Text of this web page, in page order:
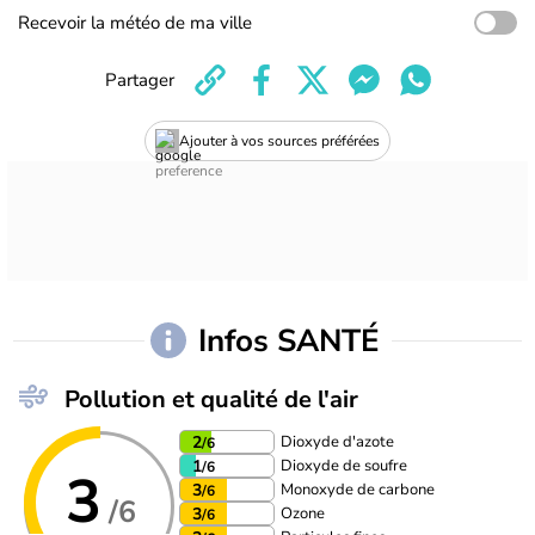
Recevoir la météo de ma ville
Ajouter à vos sources préférées
Partager
Infos SANTÉ
Pollution et qualité de l'air
3 /6
2/6 Dioxyde d'azote
1/6 Dioxyde de soufre
3/6 Monoxyde de carbone
3/6 Ozone